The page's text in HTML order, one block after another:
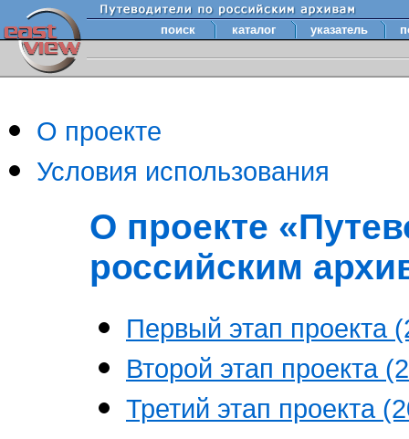
поиск каталог указатель
О проекте
Условия использования
О проекте
российским
Первый этап проекта
Второй этап проекта
Третий этап проекта